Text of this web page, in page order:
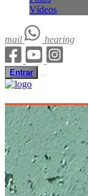
Vídeos
mail hearing
Entrar